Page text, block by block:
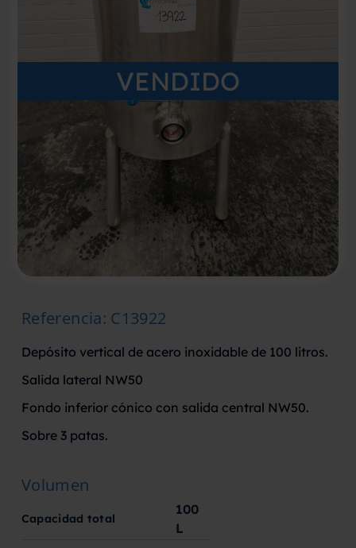
VENDIDO
Referencia: C13922
Depósito vertical de acero inoxidable de 100 litros.
Salida lateral NW50
Fondo inferior cónico con salida central NW50.
Sobre 3 patas.
Volumen
Capacidad total
100
L